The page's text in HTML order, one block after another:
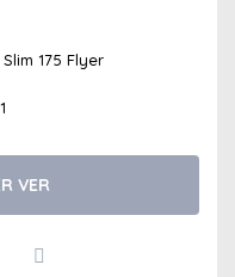
175 Flyer
VER